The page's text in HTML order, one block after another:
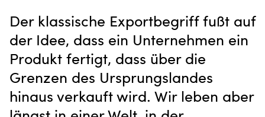
Der klassische Exportbegriff fußt auf
der Idee, dass ein Unternehmen ein
Produkt fertigt, dass über die
Grenzen des Ursprungslandes
hinaus verkauft wird. Wir leben aber